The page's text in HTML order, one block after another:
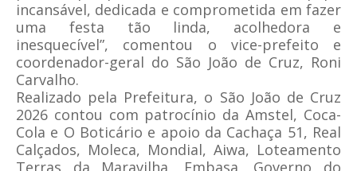
incansável, dedicada e comprometida em fazer
uma festa tão linda, acolhedora e
inesquecível”, comentou o vice-prefeito e
coordenador-geral do São João de Cruz, Roni
Carvalho.
Realizado pela Prefeitura, o São João de Cruz
2026 contou com patrocínio da Amstel, Coca-
Cola e O Boticário e apoio da Cachaça 51, Real
Calçados, Moleca, Mondial, Aiwa, Loteamento
Terras da Maravilha, Embasa, Governo do